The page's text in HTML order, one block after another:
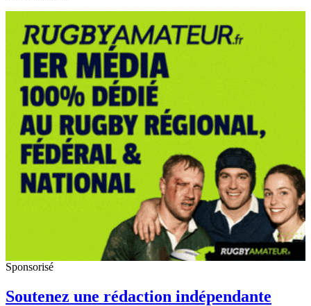
Sponsorisé
Soutenez une rédaction indépendante